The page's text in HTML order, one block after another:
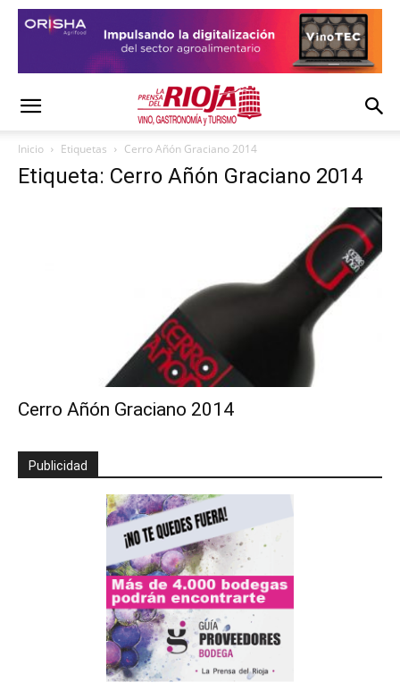
Inicio Etiquetas Cerro Añón Graciano 2014
Etiqueta: Cerro Añón Graciano 2014
Cerro Añón Graciano 2014
Publicidad